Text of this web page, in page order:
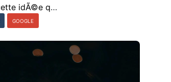
Qui n'a Ã©tÃ© terrifiÃ© par cette idÃ©e qu'il allait un jour oublier sa vie ?
GOOGLE